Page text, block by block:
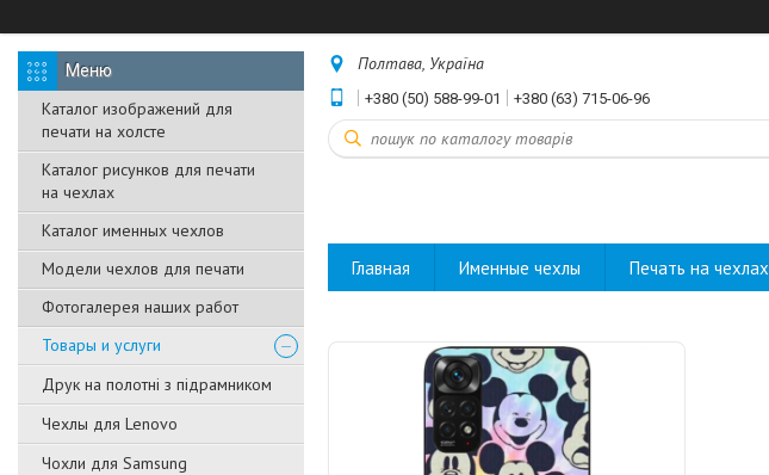
Каталог изображений для
печати на холсте
Каталог рисунков для печати
на чехлах
Каталог именных чехлов
Модели чехлов для печати
Фотогалерея наших работ
Товары и услуги
Друк на полотні з підрамником
Чехлы для Lenovo
Чохли для Samsung
Полтава, Україна
+380 (50) 588-99-01 +380 (63) 715-06-96
Главная Именные чехлы Печать на чехлах